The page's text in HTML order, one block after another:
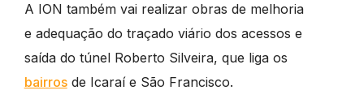
A ION também vai realizar obras de melhoria
e adequação do traçado viário dos acessos e
saída do túnel Roberto Silveira, que liga os
bairrosde Icaraí e São Francisco.